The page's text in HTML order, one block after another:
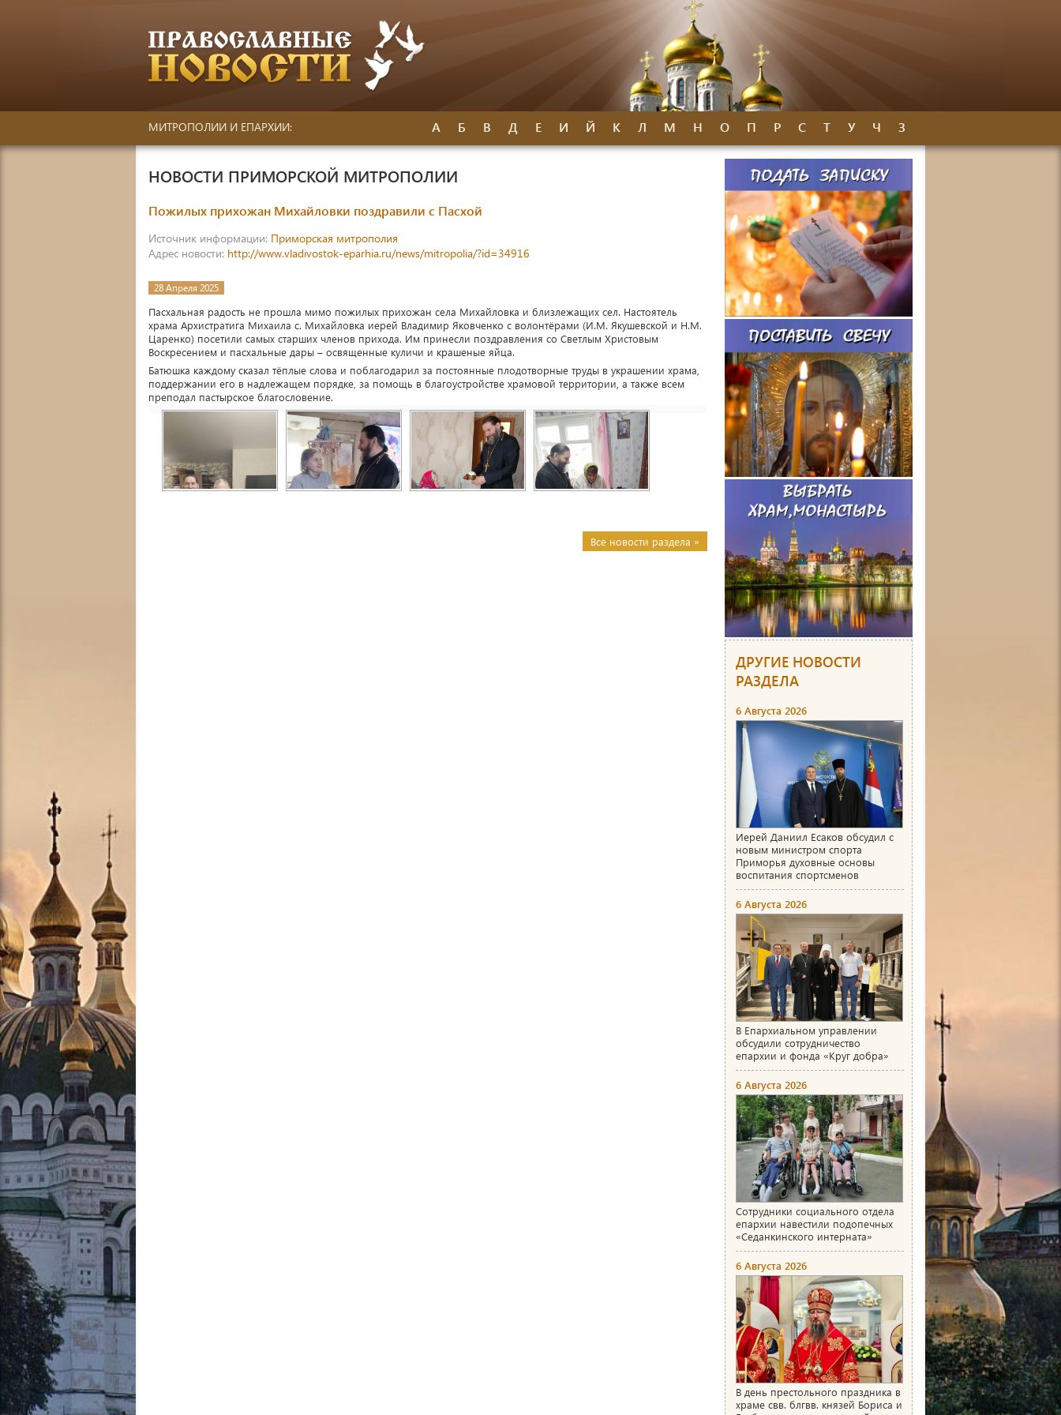
МИТРОПОЛИИ И ЕПАРХИИ: А Б В Д Е И Й К Л М Н О П Р С Т У Ч З
НОВОСТИ ПРИМОРСКОЙ МИТРОПОЛИИ
Пожилых прихожан Михайловки поздравили с Пасхой
Источник информации: Приморская митрополия
Адрес новости: http://www.vladivostok-eparhia.ru/news/mitropolia/?id=34916
28 Апреля 2025
Пасхальная радость не прошла мимо пожилых прихожан села Михайловка и близлежащих сел. Настоятель
храма Архистратига Михаила с. Михайловка иерей Владимир Яковченко с волонтёрами (И.М. Якушевской и Н.М.
Царенко) посетили самых старших членов прихода. Им принесли поздравления со Светлым Христовым
Воскресением и пасхальные дары – освященные куличи и крашеные яйца.
Батюшка каждому сказал тёплые слова и поблагодарил за постоянные плодотворные труды в украшении храма,
поддержании его в надлежащем порядке, за помощь в благоустройстве храмовой территории, а также всем
преподал пастырское благословение.
Все новости раздела »
ДРУГИЕ НОВОСТИ
РАЗДЕЛА
6 Августа 2026
Иерей Даниил Есаков обсудил с
новым министром спорта
Приморья духовные основы
воспитания спортсменов
6 Августа 2026
В Епархиальном управлении
обсудили сотрудничество
епархии и фонда «Круг добра»
6 Августа 2026
Сотрудники социального отдела
епархии навестили подопечных
«Седанкинского интерната»
6 Августа 2026
В день престольного праздника в
храме свв. блгвв. князей Бориса и